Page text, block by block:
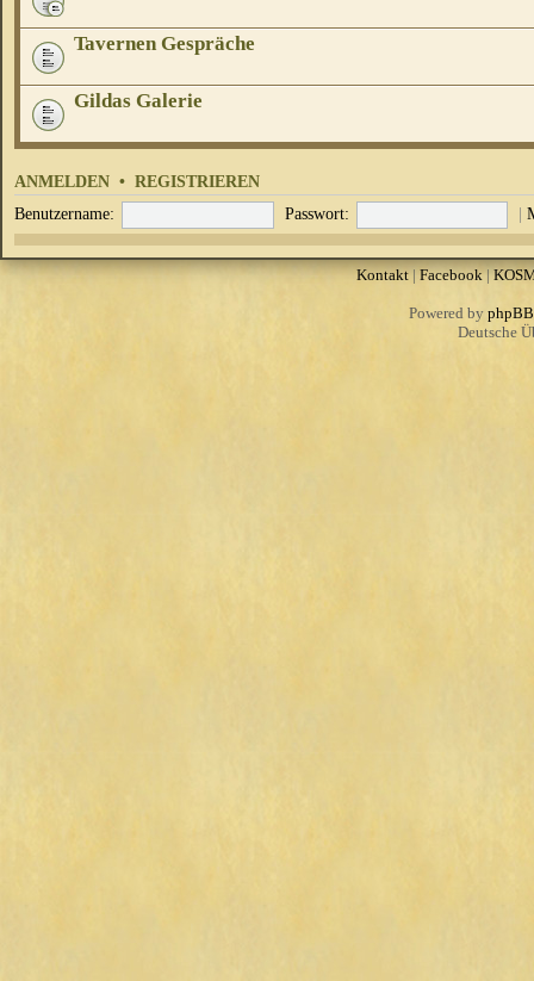
Tavernen Gespräche
Gildas Galerie
ANMELDEN • REGISTRIEREN
Benutzername: Passwort: |
Kontakt| Facebook|
Powered by phpBB
Deutsche